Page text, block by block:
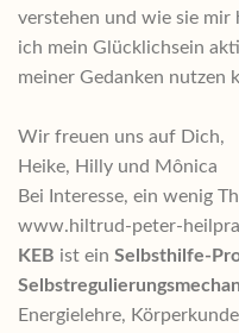
verstehen und wie sie
ich mein Glücklichsein
meiner Gedanken nutzen
Wir freuen uns auf Dich,
Heike, Hilly und Mônica
Bei Interesse, ein wenig
www.hiltrud-peter-
KEB ist ein Selbsthilfe-
Energielehre,